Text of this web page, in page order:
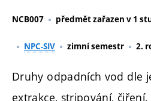
NCB007 předmět zařazen v 1
NPC-SIV zimní semestr 2.
Druhy odpadních vod dle
extrakce, stripování,